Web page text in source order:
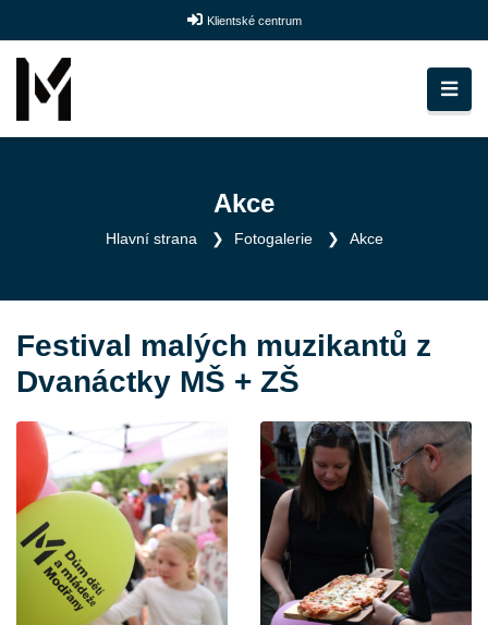
Klientské centrum
Akce
Hlavní strana Fotogalerie Akce
Festival malých muzikantů z
Dvanáctky MŠ + ZŠ